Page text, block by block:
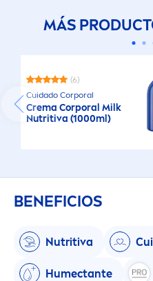
MÁS
(6)
Cuidado Corporal
Crema Corporal Milk
Nutritiva (1000ml)
BENEFICIOS
Nutritiva
Humectante